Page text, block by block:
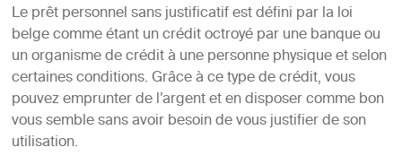
Le prêt personnel sans justificatif est défini par la loi
belge comme étant un crédit octroyé par une banque ou
un organisme de crédit à une personne physique et selon
certaines conditions. Grâce à ce type de crédit, vous
pouvez emprunter de l’argent et en disposer comme bon
vous semble sans avoir besoin de vous justifier de son
utilisation.